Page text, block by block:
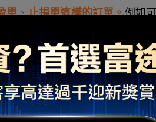
單、止損單這樣的訂單。例如
的「止損單」或是「止盈單」